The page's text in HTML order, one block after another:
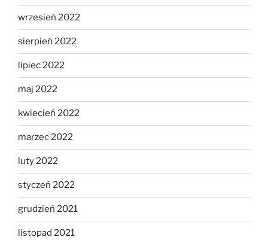
wrzesień 2022
sierpień 2022
lipiec 2022
maj 2022
kwiecień 2022
marzec 2022
luty 2022
styczeń 2022
grudzień 2021
listopad 2021